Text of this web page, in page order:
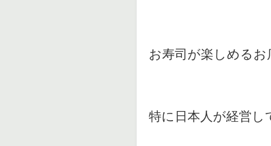
お寿司が楽しめる
特に日本人が経営し